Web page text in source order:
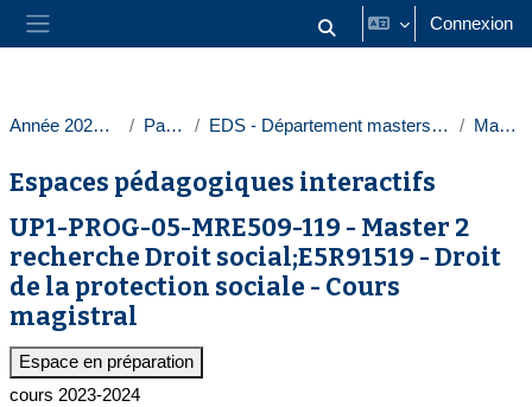
Passer au contenu principal
Panneau latéral Activer/désactiver la saisie
Connexion
Année 2023-2024 Paris 1 EDS - Département masters droit privé Masters
Espaces pédagogiques interactifs
UP1-PROG-05-MRE509-119 - Master 2
recherche Droit social;E5R91519 - Droit
de la protection sociale - Cours
magistral
Espace en préparation
cours 2023-2024